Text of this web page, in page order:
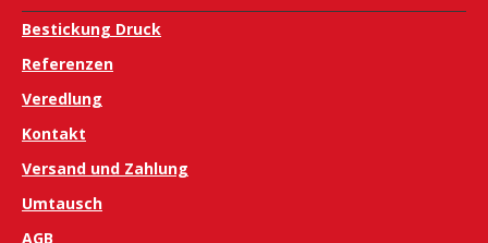
Bestickung Druck
Referenzen
Veredlung
Kontakt
Versand und Zahlung
Umtausch
AGB